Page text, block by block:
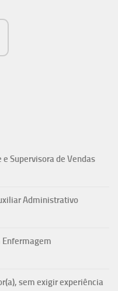
Supervisora de Vendas
Administrativo
Enfermagem
sem exigir experiência